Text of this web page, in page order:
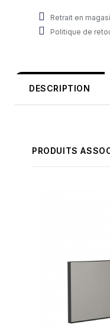
Retrait en
Politique de
DESCRIPTION
PRODUITS